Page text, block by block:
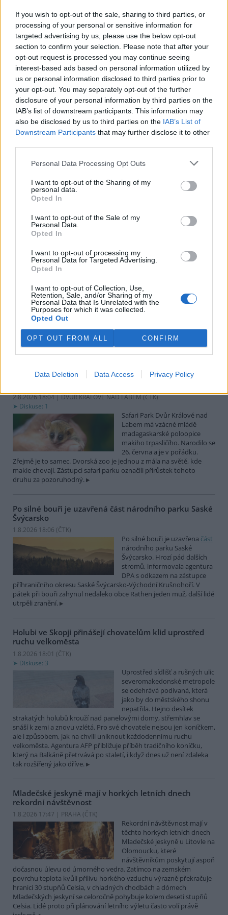
If you wish to opt-out of the sale, sharing to third parties, or
processing of your personal or sensitive information for
targeted advertising by us, please use the below opt-out
section to confirm your selection. Please note that after your
opt-out request is processed you may continue seeing
interest-based ads based on personal information utilized by
us or personal information disclosed to third parties prior to
your opt-out. You may separately opt-out of the further
disclosure of your personal information by third parties on the
IAB’s list of downstream participants. This information may
also be disclosed by us to third parties on the IAB’s List of
Downstream Participants that may further disclose it to other
Personal Data Processing Opt Outs
I want to opt-out of the Sharing of my
personal data.
Opted In
I want to opt-out of the Sale of my
Personal Data.
Opted In
I want to opt-out of processing my
Personal Data for Targeted Advertising.
Opted In
I want to opt-out of Collection, Use,
Retention, Sale, and/or Sharing of my
Personal Data that Is Unrelated with the
Purposes for which it was collected.
Opted Out
OPT OUT FROM ALL CONFIRM
Data Deletion Data Access Privacy Policy
pomníku v Olšině. Připomínat
bude příběh místní kdysi
významné obce s poštou,
četnickou stanicí i několika hostinci, která zanikla zhruba před 80
lety kvůli zřízení vojenského výcvikového prostoru Ralsko.
Opravený pomník chce geopark ukázat na konci srpna při akci
Proměny, která každoročně připomíná historii zaniklých obcí z
tohoto území. ČTK o tom informovala ředitelka Národního
geoparku Ralsko Lenka Mrázová.
Čeští a němečtí ochránci přírody obnoví biodiverzitu
kolem Liberce a Žitavy
Čeští a němečtí ochránci
biologickou rozmanitost na
zemědělské, příměstské a lesní
krajiny v okolí Liberce a německé Žitavy. Na společném
přeshraničním projektu budou spolupracovat tři organizace:
Čmelák – Společnost přátel přírody, Centrum ochrany přírody
Žitavské hory a Mezinárodní centrum setkávání St. Marienthal,
uvedl předseda spolku Čmelák Jan Korytář.
Sklizeň bylinek na Pardubicku je náročná a trvá měsíce
2.8.2026 18:12 | KŘIČEŇ (
mnohem náročnější než
běžných zemědělských plodin.
Zatímco obilí zvládnou
několika týdnů, u bylinek práce trvá měsíce. V Křični na Pardubicku
o tom vědí své, na Statku Junek vrcholí jedna z nejnáročnějších
částí sezony. ČTK to řekla majitelka hospodářství Iva Junková.
Safari Park Dvůr Králové nad Labem má vzácné mládě
2.8.2026 18:04 | DVŮR KRÁLOVÉ NAD LABEM (ČTK)
Diskuse: 1
Safari Park Dvůr Králové nad
Labem má vzácné mládě
madagaskarské poloopice
makiho trpasličího. Narodilo se
26. června a je v pořádku.
Zřejmě je to samec. Dvorská zoo je jednou z mála na světě, kde
makie chovají. Zástupci safari parku označili přírůstek tohoto
druhu za pozoruhodný.
Po silné bouři je uzavřená část národního parku Saské
Švýcarsko
1.8.2026 18:06 (ČTK)
Po silné bouři je uzavřena část
národního parku Saské
Švýcarsko. Hrozí pád dalších
stromů, informovala agentura
DPA s odkazem na zástupce
příhraničního okresu Saské Švýcarsko-Východní Krušnohoří. V
pátek při bouři zahynul nedaleko obce Rathen jeden muž, další lidé
utrpěli zranění.
Holubi ve Skopji přinášejí chovatelům klid uprostřed
ruchu velkoměsta
1.8.2026 18:01 (ČTK)
Diskuse: 3
Uprostřed sídlišť a rušných ulic
severomakedonské metropole
se odehrává podívaná, která
jako by do městského shonu
nepatřila. Hejno desítek
strakatých holubů krouží nad panelovými domy, střemhlav se
snáší k zemi a znovu vzlétá. Pro své chovatele nejsou jen koníčkem,
ale i způsobem, jak na chvíli uniknout každodennímu ruchu
velkoměsta. Agentura AFP přibližuje příběh tradičního koníčku,
který na Balkáně přetrvává po staletí, i když dnes už není zdaleka
tak rozšířený jako dříve.
Mladečské jeskyně mají v horkých letních dnech
rekordní návštěvnost
1.8.2026 17:47 | PRAHA (ČTK)
Rekordní návštěvnost mají v
těchto horkých letních dnech
Mladečské jeskyně u Litovle na
Olomoucku, které
návštěvníkům poskytují aspoň
dočasnou úlevu od úmorného vedra. Zatímco na zemském
povrchu teplota kvůli přílivu horkého vzduchu výrazně překračuje
hranici 30 stupňů Celsia, v chladných chodbách a dómech
Mladečských jeskyní se celoročně pohybuje kolem deseti stupňů
Celsia. Lidé proto při plánování letního výletu často volí právě